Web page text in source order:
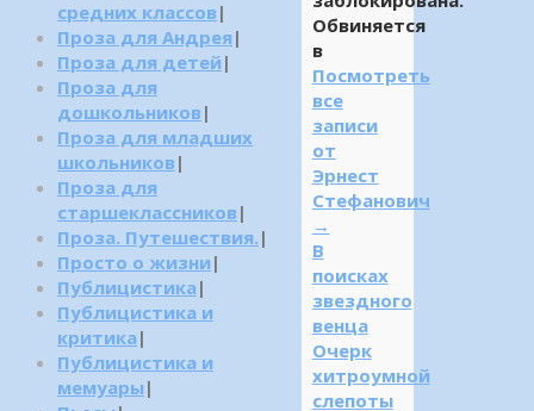
Обвиняется
в
Посмотреть
все
записи
от
Эрнест
Стефанович
→
В
поисках
звездного
венца
Очерк
хитроумной
слепоты
средних классов |
Проза для Андрея |
Проза для детей |
Проза для
дошкольников |
Проза для младших
школьников |
Проза для
старшеклассников |
Проза. Путешествия. |
Просто о жизни |
Публицистика |
Публицистика и
критика |
Публицистика и
мемуары |